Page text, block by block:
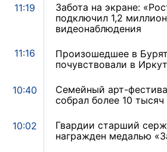
11:19
Забота на экране:
подключил 1,2
видеонаблюдения
11:16
Произошедшее в
почувствовали в
10:40
Семейный арт-
собрал более 10
10:02
Гвардии старший
награжден медалью